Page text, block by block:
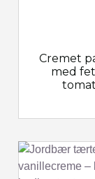
Cremet
med